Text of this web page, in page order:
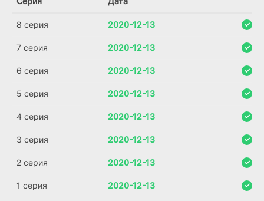
8 серия 2020-12-13
7 серия 2020-12-13
6 серия 2020-12-13
5 серия 2020-12-13
4 серия 2020-12-13
3 серия 2020-12-13
2 серия 2020-12-13
1 серия 2020-12-13